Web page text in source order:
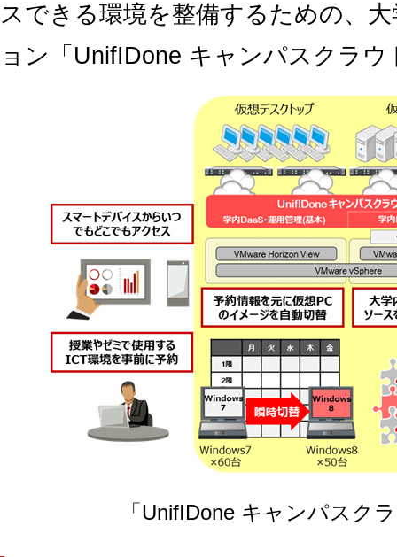
スできる環境を整備するための、
ョン「UnifIDone キャンパスクラ
「UnifIDone キャンパスク